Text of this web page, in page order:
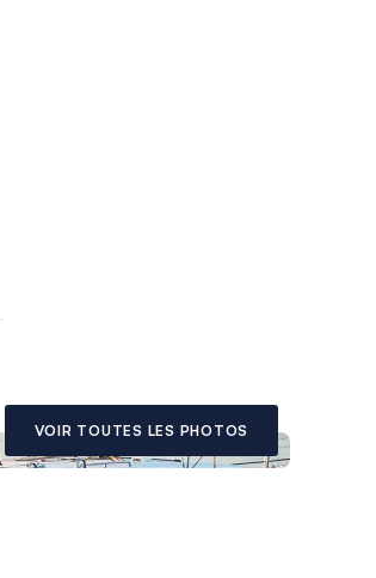
VOIR TOUTES LES PHOTOS